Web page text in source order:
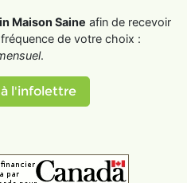
Maison Saine afin de recevoir
de votre choix :
.
à l'infolettre